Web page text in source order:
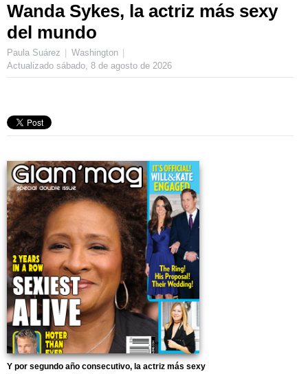
Wanda Sykes, la actriz más sexy
del mundo
Paula Suárez
Washington
Actualizado sábado, 8 de agosto de 2026
Y por segundo año consecutivo, la actriz más sexy